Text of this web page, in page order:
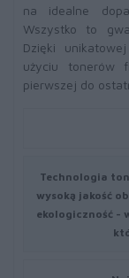
na idealne
Wszystko to
Dzięki
użyciu tonerów
pierwszej do
Technologia
wysoką jakość
ekologiczność -